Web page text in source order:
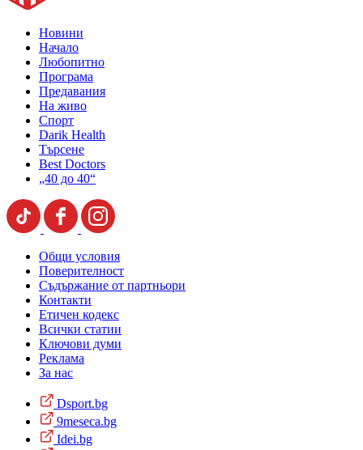
Новини
Начало
Любопитно
Програма
Предавания
На живо
Спорт
Darik Health
Търсене
Best Doctors
„40 до 40“
Общи условия
Поверителност
Съдържание от партньори
Контакти
Етичен кодекс
Всички статии
Ключови думи
Реклама
За нас
Dsport.bg
9meseca.bg
Idei.bg